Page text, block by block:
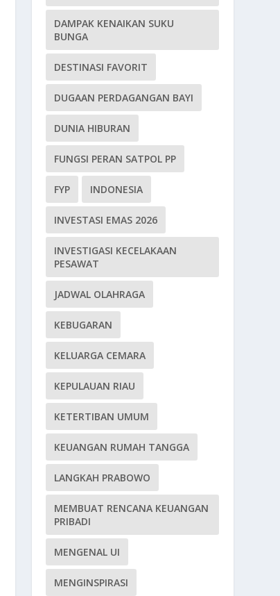
DAMPAK KENAIKAN SUKU
BUNGA
DESTINASI FAVORIT
DUGAAN PERDAGANGAN BAYI
DUNIA HIBURAN
FUNGSI PERAN SATPOL PP
FYP INDONESIA
INVESTASI EMAS 2026
INVESTIGASI KECELAKAAN
PESAWAT
JADWAL OLAHRAGA
KEBUGARAN
KELUARGA CEMARA
KEPULAUAN RIAU
KETERTIBAN UMUM
KEUANGAN RUMAH TANGGA
LANGKAH PRABOWO
MEMBUAT RENCANA KEUANGAN
PRIBADI
MENGENAL UI
MENGINSPIRASI